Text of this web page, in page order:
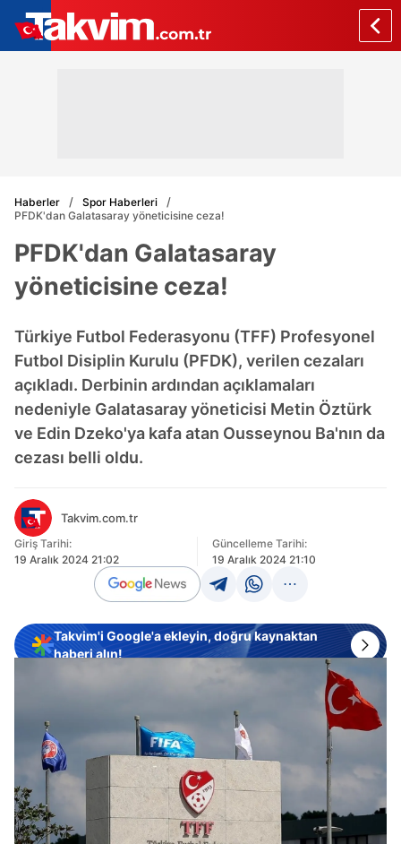
Haberler
Spor Haberleri
PFDK'dan Galatasaray yöneticisine ceza!
PFDK'dan Galatasaray
yöneticisine ceza!
Türkiye Futbol Federasyonu (TFF) Profesyonel
Futbol Disiplin Kurulu (PFDK), verilen cezaları
açıkladı. Derbinin ardından açıklamaları
nedeniyle Galatasaray yöneticisi Metin Öztürk
ve Edin Dzeko'ya kafa atan Ousseynou Ba'nın da
cezası belli oldu.
Takvim.com.tr
Giriş Tarihi:
19 Aralık 2024 21:02
Güncelleme Tarihi:
19 Aralık 2024 21:10
Takvim'i Google'a ekleyin, doğru kaynaktan
haberi alın!